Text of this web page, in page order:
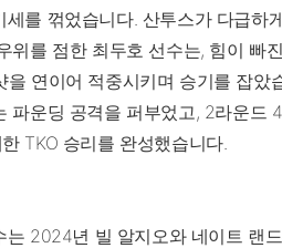
를 꺾었습니다. 산투스가 다급하
위를 점한 최두호 선수는, 힘이 빠
연이어 적중시키며 승기를 잡았
파운딩 공격을 퍼부었고, 2라운드
TKO 승리를 완성했습니다.
는 2024년 빌 알지오와 네이트 랜